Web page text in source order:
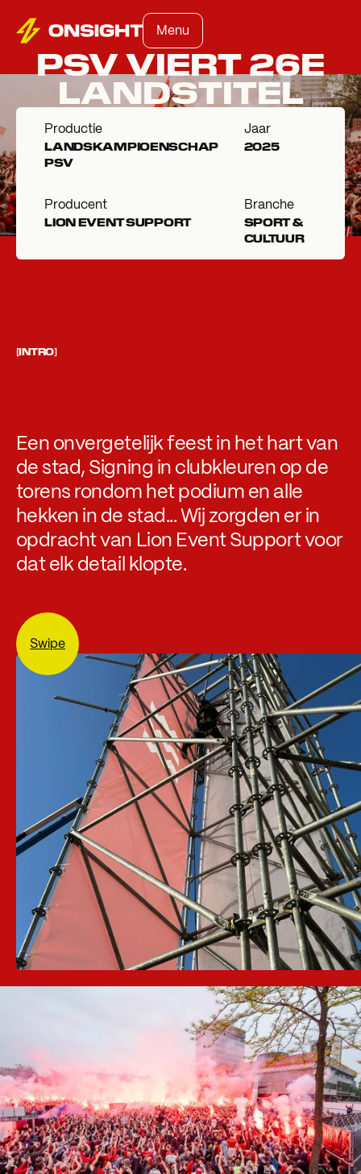
Menu
PSV VIERT 26E
LANDSTITEL
Productie
LANDSKAMPIOENSCHAP
PSV
Jaar
2025
Producent
LION EVENT SUPPORT
Branche
SPORT &
CULTUUR
[INTRO]
Een onvergetelijk feest in het hart van
de stad, Signing in clubkleuren op de
torens rondom het podium en alle
hekken in de stad... Wij zorgden er in
opdracht van Lion Event Support voor
dat elk detail klopte.
Swipe